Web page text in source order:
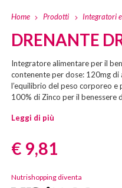
Home Prodotti Integratori
DRENANTE
Integratore alimentare per il
contenente per dose: 120mg
l’equilibrio del peso corporeo
100% di Zinco per il benessere
Leggi di più
Prezzo:
€ 9,81
Nutrishopping diventa